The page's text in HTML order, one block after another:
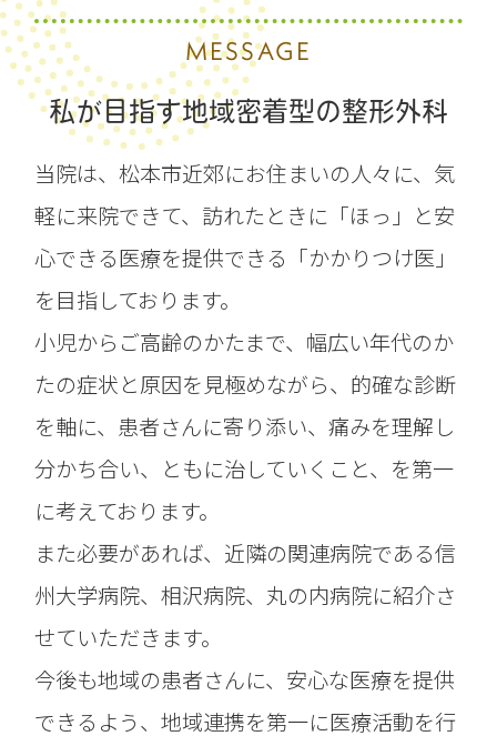
MESSAGE
私が目指す地域密着型の整形外科
当院は、松本市近郊にお住まいの人々に、気
軽に来院できて、訪れたときに「ほっ」と安
心できる医療を提供できる「かかりつけ医」
を目指しております。
小児からご高齢のかたまで、幅広い年代のか
たの症状と原因を見極めながら、的確な診断
を軸に、患者さんに寄り添い、痛みを理解し
分かち合い、ともに治していくこと、を第一
に考えております。
また必要があれば、近隣の関連病院である信
州大学病院、相沢病院、丸の内病院に紹介さ
せていただきます。
今後も地域の患者さんに、安心な医療を提供
できるよう、地域連携を第一に医療活動を行